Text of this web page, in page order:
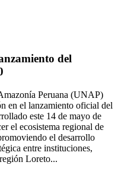
del
Peruana (UNAP)
en el lanzamiento oficial del
este 14 de mayo de
el ecosistema regional de
el desarrollo
entre instituciones,
Loreto...